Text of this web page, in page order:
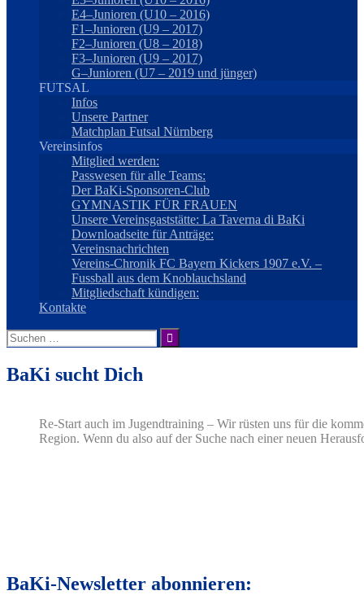
E4–Junioren (U10 – 2016)
F1–Junioren (U9 – 2017)
F2–Junioren (U8 – 2018)
F3–Junioren (U9 – 2017)
G–Junioren (U7 – 2019 und jünger)
FUTSAL
Infos
Unsere Partner
Matchplan Futsal Nürnberg
Vereinsinfos
Mitglied werden:
Passwesen für alle Teams:
Der BaKi-Sponsoren-Club
GYMNASTIK FÜR FRAUEN
Unsere Vereinsgaststätte: La Taverna di BaKi
Downloadseite für Anträge:
Vereinsnachrichten
Vereins-Chronik FC Bayern Kickers 1907 e.V. –
Fussball aus dem Knoblauchsland
Mitgliedschaft kündigen:
Kontakte
Suche
nach:
BaKi sucht Dich
Re-Start auch im Jugendtraining – Wir rüsten uns für die
Region. Wenn du also auf der Suche nach einer neuen
BaKi-Newsletter abonnieren: